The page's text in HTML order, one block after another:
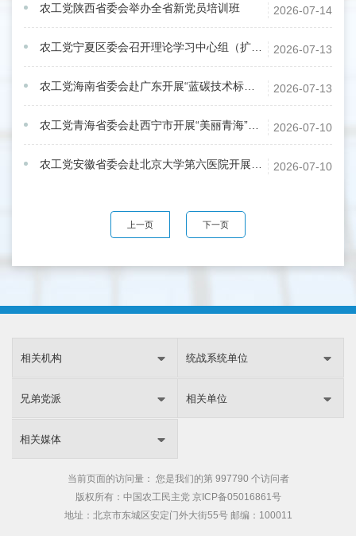
2026-07-14
农工党陕西省委会举办全省新党员培训班
2026-07-13
农工党宁夏区委会召开理论学习中心组（扩大）学习会
2026-07-13
农工党海南省委会赴广东开展“蓝碳技术标准国际互联互通”专题调研
2026-07-10
农工党青海省委会赴西宁市开展“美丽青海”建设专项民主监督调研
2026-07-10
农工党安徽省委会赴北京大学第六医院开展精神卫生服务体系建设专题调研
上一页 下一页
相关机构 统战系统单位
兄弟党派 相关单位
相关媒体
当前页面的访问量： 您是我们的第 997790 个访问者
版权所有：中国农工民主党 京ICP备05016861号
地址：北京市东城区安定门外大街55号 邮编：100011